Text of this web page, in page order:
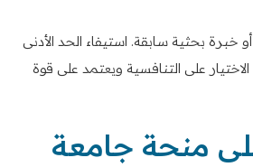
بحثية سابقة. استيفاء الحد الأدنى
على التنافسية ويعتمد على قوة
منحة جامعة